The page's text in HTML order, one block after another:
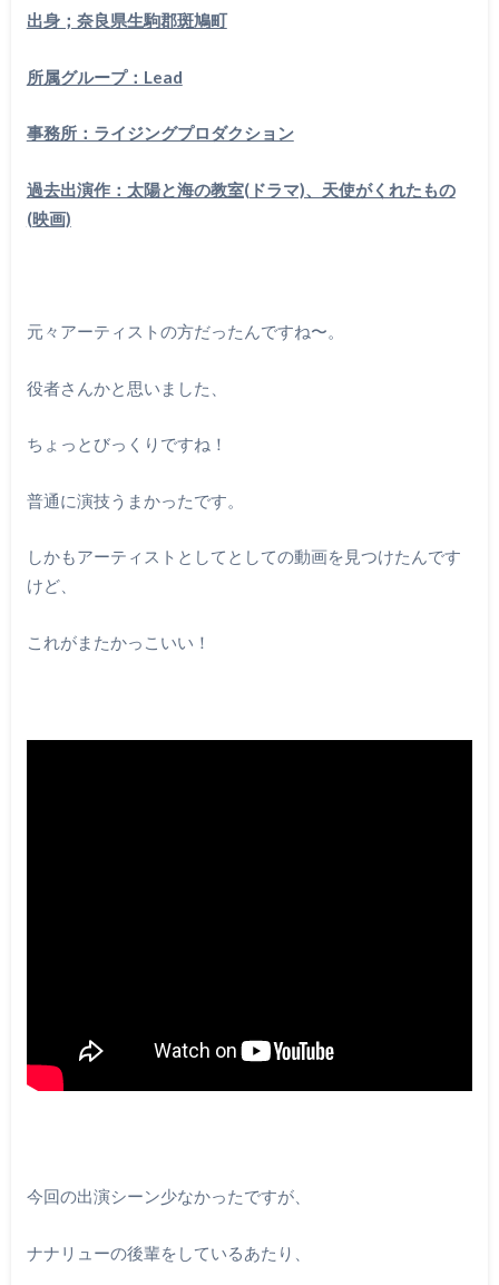
出身；奈良県生駒郡斑鳩町
所属グループ：Lead
事務所：ライジングプロダクション
過去出演作：太陽と海の教室(ドラマ)、天使がくれたもの
(映画)
元々アーティストの方だったんですね〜。
役者さんかと思いました、
ちょっとびっくりですね！
普通に演技うまかったです。
しかもアーティストとしてとしての動画を見つけたんです
けど、
これがまたかっこいい！
今回の出演シーン少なかったですが、
ナナリューの後輩をしているあたり、